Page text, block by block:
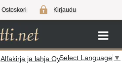
Ostoskori Kirjaudu
Select Language ▼
Alfakirja ja lahja Oy